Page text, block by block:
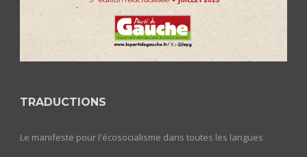
TRADUCTIONS
Le manifeste pour l'écosocialisme dans toutes les langues